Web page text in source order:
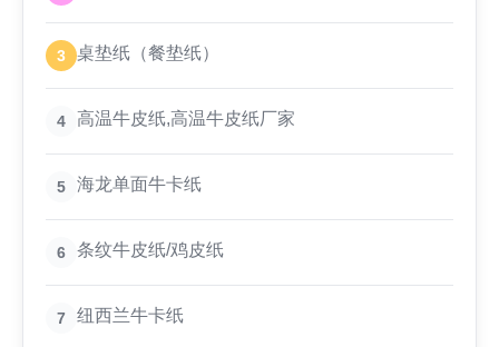
3 桌垫纸（餐垫纸）
4 高温牛皮纸,高温牛皮纸厂家
5 海龙单面牛卡纸
6 条纹牛皮纸/鸡皮纸
7 纽西兰牛卡纸